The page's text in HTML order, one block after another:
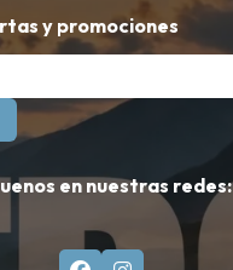
y promociones
en nuestras redes: